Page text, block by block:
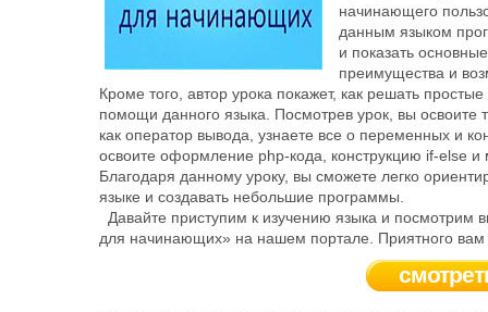
начинающего
данным языком
и показать
преимущества и
Кроме того, автор урока покажет, как решать
помощи данного языка. Посмотрев урок, вы освоите
как оператор вывода, узнаете все о переменных и
освоите оформление php-кода, конструкцию if-else и
Благодаря данному уроку, вы сможете легко
языке и создавать небольшие программы.
Давайте приступим к изучению языка и посмотрим
для начинающих» на нашем портале. Приятного вам